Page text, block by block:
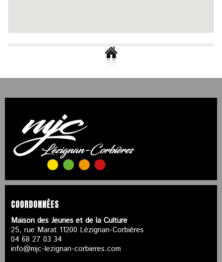
COORDONNÉES
Maison des Jeunes et de la Culture
25, rue Marat 11200 Lézignan-Corbières
04 68 27 03 34
info@mjc-lezignan-corbieres.com